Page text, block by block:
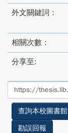
外文關鍵詞：
相關次數：
分享至:
查詢本校圖書
勘誤回報